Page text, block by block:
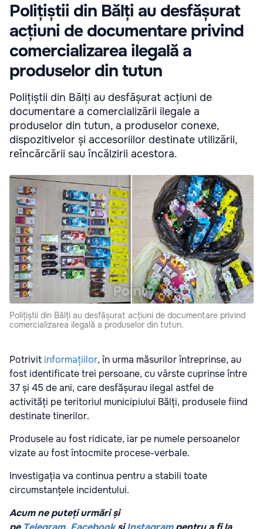
Polițiștii din Bălți au desfășurat
acțiuni de documentare privind
comercializarea ilegală a
produselor din tutun
Polițiștii din Bălți au desfășurat acțiuni de
documentare a comercializării ilegale a
produselor din tutun, a produselor conexe,
dispozitivelor și accesoriilor destinate utilizării,
reîncărcării sau încălzirii acestora.
Polițiștii din Bălți au desfășurat acțiuni de documentare privind
comercializarea ilegală a produselor din tutun.
Potrivit informațiilor, în urma măsurilor întreprinse, au
fost identificate trei persoane, cu vârste cuprinse între
37 și 45 de ani, care desfășurau ilegal astfel de
activități pe teritoriul municipiului Bălți, produsele fiind
destinate tinerilor.
Produsele au fost ridicate, iar pe numele persoanelor
vizate au fost întocmite procese-verbale.
Investigația va continua pentru a stabili toate
circumstanțele incidentului.
Acum ne puteți urmări și